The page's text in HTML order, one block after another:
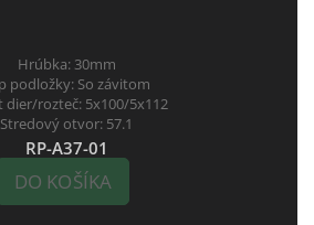
Hrúbka: 30mm
podložky: So závitom
dier/rozteč: 5x100/5x112
Stredový otvor: 57.1
RP-A37-01
DO KOŠÍKA